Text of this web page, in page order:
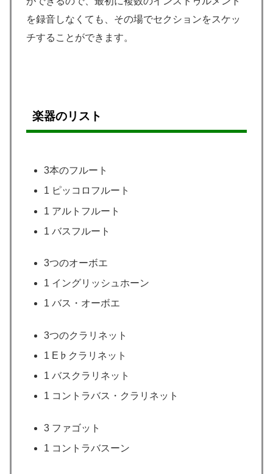
を録音しなくても、その場でセクションをスケッ
チすることができます。
楽器のリスト
3本のフルート
1 ピッコロフルート
1 アルトフルート
1 バスフルート
3つのオーボエ
1 イングリッシュホーン
1 バス・オーボエ
3つのクラリネット
1 E♭クラリネット
1 バスクラリネット
1 コントラバス・クラリネット
3 ファゴット
1 コントラバスーン